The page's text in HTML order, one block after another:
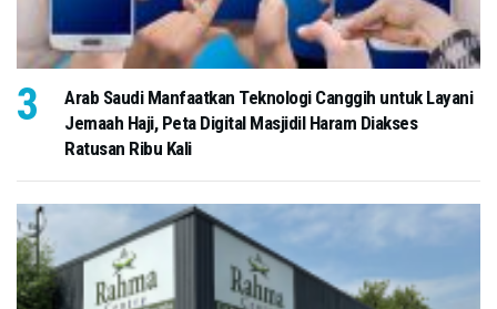
Arab Saudi Manfaatkan Teknologi Canggih untuk Layani
Jemaah Haji, Peta Digital Masjidil Haram Diakses
Ratusan Ribu Kali